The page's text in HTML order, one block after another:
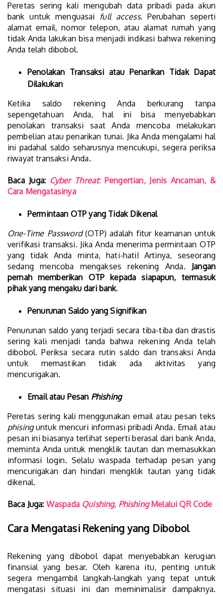
Peretas sering kali mengubah data pribadi pada akun
bank untuk menguasai full access. Perubahan seperti
alamat email, nomor telepon, atau alamat rumah yang
tidak Anda lakukan bisa menjadi indikasi bahwa rekening
Anda telah dibobol.
Penolakan Transaksi atau Penarikan Tidak Dapat
Dilakukan
Ketika saldo rekening Anda berkurang tanpa
sepengetahuan Anda, hal ini bisa menyebabkan
penolakan transaksi saat Anda mencoba melakukan
pembelian atau penarikan tunai. Jika Anda mengalami hal
ini padahal saldo seharusnya mencukupi, segera periksa
riwayat transaksi Anda.
Baca Juga: Cyber Threat: Pengertian, Jenis Ancaman, &
Cara Mengatasinya
Permintaan OTP yang Tidak Dikenal
One-Time Password(OTP) adalah fitur keamanan untuk
verifikasi transaksi. Jika Anda menerima permintaan OTP
yang tidak Anda minta, hati-hati! Artinya, seseorang
sedang mencoba mengakses rekening Anda. Jangan
pernah memberikan OTP kepada siapapun, termasuk
pihak yang mengaku dari bank.
Penurunan Saldo yang Signifikan
Penurunan saldo yang terjadi secara tiba-tiba dan drastis
sering kali menjadi tanda bahwa rekening Anda telah
dibobol. Periksa secara rutin saldo dan transaksi Anda
untuk memastikan tidak ada aktivitas yang
mencurigakan.
Email atau Pesan Phishing
Peretas sering kali menggunakan email atau pesan teks
phisinguntuk mencuri informasi pribadi Anda. Email atau
pesan ini biasanya terlihat seperti berasal dari bank Anda,
meminta Anda untuk mengklik tautan dan memasukkan
informasi login. Selalu waspada terhadap pesan yang
mencurigakan dan hindari mengklik tautan yang tidak
dikenal.
Baca Juga: Waspada Quishing, PhishingMelalui QR Code
Cara Mengatasi Rekening yang Dibobol
Rekening yang dibobol dapat menyebabkan kerugian
finansial yang besar. Oleh karena itu, penting untuk
segera mengambil langkah-langkah yang tepat untuk
mengatasi situasi ini dan meminimalisir dampaknya.